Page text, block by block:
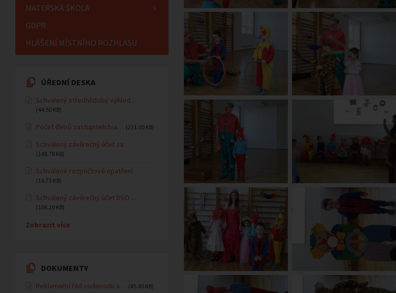
MATEŘSKÁ ŠKOLA
GDPR
HLÁŠENÍ MÍSTNÍHO ROZHLASU
ÚŘEDNÍ DESKA
Schválený střednědobý výhled…
(44.50 KB)
Počet členů zastupitelstva… (231.00 KB)
Schválený závěrečný účet za…
(148.78 KB)
Schválené rozpočtové opatření…
(14.73 KB)
Schválený závěrečný účet DSO…
(106.20 KB)
Zobrazit více
DOKUMENTY
Reklamační řád vodovodu a… (45.40 KB)